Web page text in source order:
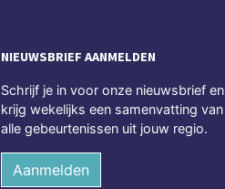
NIEUWSBRIEF AANMELDEN
Schrijf je in voor onze nieuwsbrief en
krijg wekelijks een samenvatting van
alle gebeurtenissen uit jouw regio.
Aanmelden